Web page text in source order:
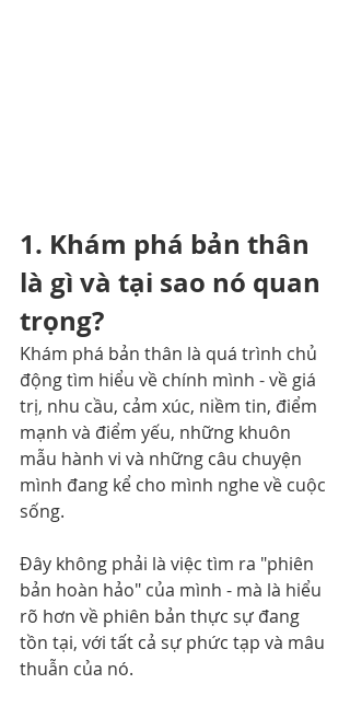
1. Khám phá bản thân
là gì và tại sao nó quan
trọng?
Khám phá bản thân là quá trình chủ
động tìm hiểu về chính mình - về giá
trị, nhu cầu, cảm xúc, niềm tin, điểm
mạnh và điểm yếu, những khuôn
mẫu hành vi và những câu chuyện
mình đang kể cho mình nghe về cuộc
sống.
Đây không phải là việc tìm ra "phiên
bản hoàn hảo" của mình - mà là hiểu
rõ hơn về phiên bản thực sự đang
tồn tại, với tất cả sự phức tạp và mâu
thuẫn của nó.